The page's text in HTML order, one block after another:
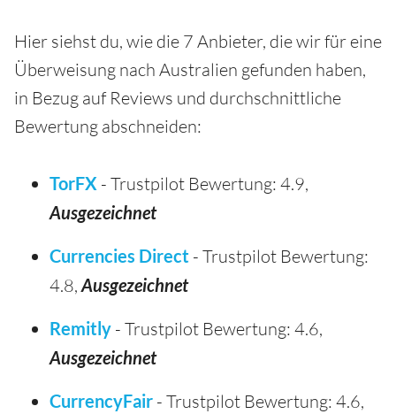
Hier siehst du, wie die 7 Anbieter, die wir für eine
Überweisung nach Australien gefunden haben,
in Bezug auf Reviews und durchschnittliche
Bewertung abschneiden:
TorFX - Trustpilot Bewertung: 4.9,
Ausgezeichnet
Currencies Direct - Trustpilot Bewertung:
4.8,Ausgezeichnet
Remitly - Trustpilot Bewertung: 4.6,
Ausgezeichnet
CurrencyFair - Trustpilot Bewertung: 4.6,